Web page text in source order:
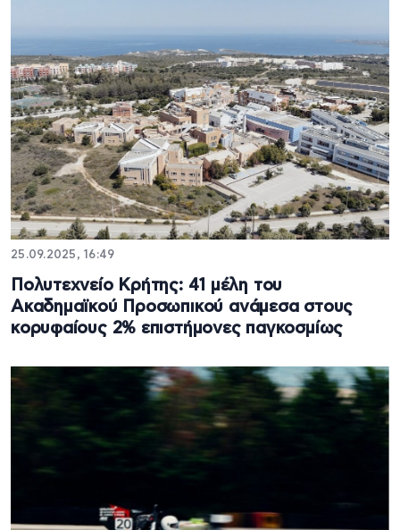
25.09.2025, 16:49
Πολυτεχνείο Κρήτης: 41 μέλη του
Ακαδημαϊκού Προσωπικού ανάμεσα στους
κορυφαίους 2% επιστήμονες παγκοσμίως